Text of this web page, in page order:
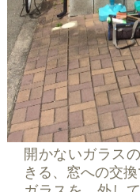
開かないガラス
きる、窓への交換